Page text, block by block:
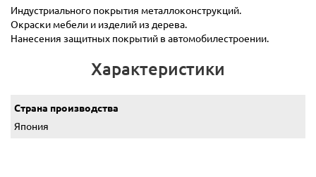
Индустриального покрытия металлоконструкций.
Окраски мебели и изделий из дерева.
Нанесения защитных покрытий в автомобилестроении.
Характеристики
Страна производства
Япония